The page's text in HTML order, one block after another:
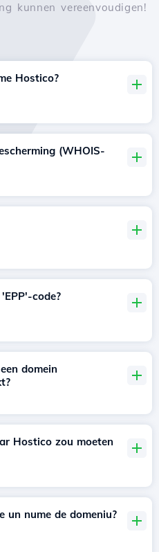
kunnen vereenvoudigen!
Hostico?
(WHOIS-
code?
domein
Hostico zou moeten
un nume de domeniu?